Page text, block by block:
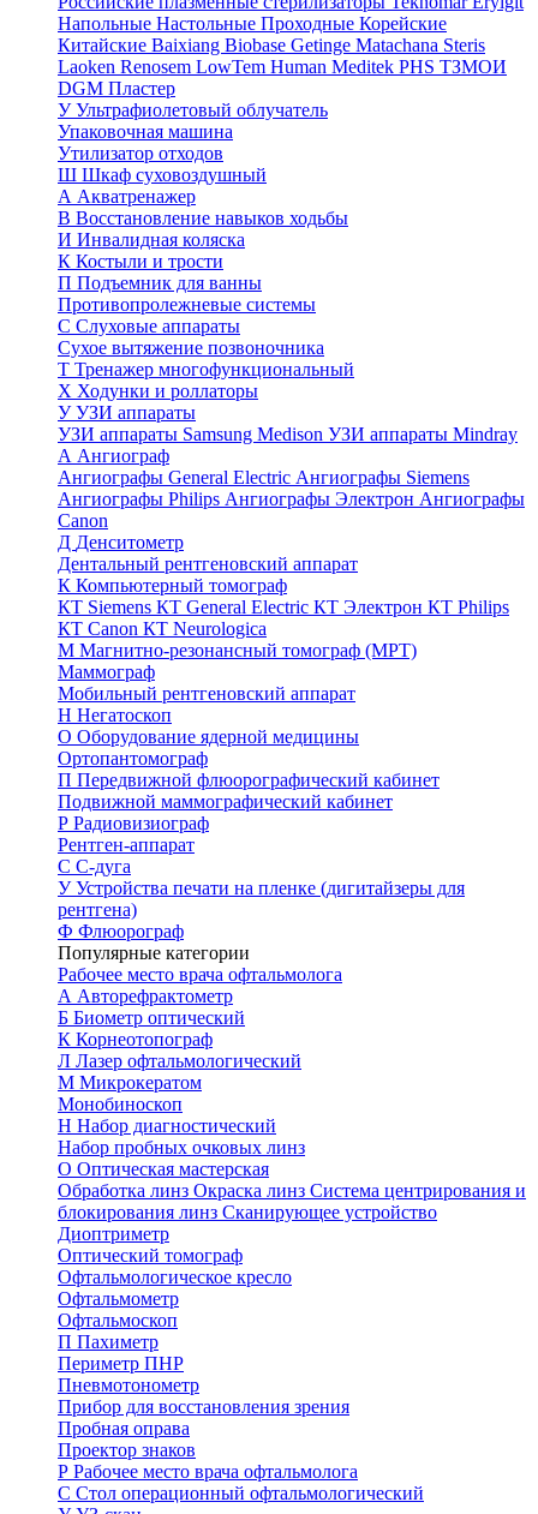
Напольные Настольные Проходные Корейские
Китайские Baixiang Biobase Getinge Matachana Steris
Laoken Renosem LowTem Human Meditek PHS ТЗМОИ
DGM Пластер
УУльтрафиолетовый облучатель
Упаковочная машина
Утилизатор отходов
Ш Шкаф суховоздушный
А Акватренажер
В Восстановление навыков ходьбы
И Инвалидная коляска
К Костыли и трости
П Подъемник для ванны
Противопролежневые системы
С Слуховые аппараты
Сухое вытяжение позвоночника
Т Тренажер многофункциональный
Х Ходунки и роллаторы
УУЗИ аппараты
УЗИ аппараты Samsung Medison УЗИ аппараты Mindray
А Ангиограф
Ангиографы General Electric Ангиографы Siemens
Ангиографы Philips Ангиографы Электрон Ангиографы
Canon
Д Денситометр
Дентальный рентгеновский аппарат
К Компьютерный томограф
КТ Siemens КТ General Electric КТ Электрон КТ Philips
КТ Canon КТ Neurologica
М Магнитно-резонансный томограф (МРТ)
Маммограф
Мобильный рентгеновский аппарат
Н Негатоскоп
О Оборудование ядерной медицины
Ортопантомограф
П Передвижной флюорографический кабинет
Подвижной маммографический кабинет
Р Радиовизиограф
Рентген-аппарат
С С-дуга
УУстройства печати на пленке (дигитайзеры для
рентгена)
Ф Флюорограф
Популярные категории
Рабочее место врача офтальмолога
А Авторефрактометр
Б Биометр оптический
К Корнеотопограф
Л Лазер офтальмологический
М Микрокератом
Монобиноскоп
Н Набор диагностический
Набор пробных очковых линз
О Оптическая мастерская
Обработка линз Окраска линз Система центрирования и
блокирования линз Сканирующее устройство
Диоптриметр
Оптический томограф
Офтальмологическое кресло
Офтальмометр
Офтальмоскоп
П Пахиметр
Периметр ПНР
Пневмотонометр
Прибор для восстановления зрения
Пробная оправа
Проектор знаков
Р Рабочее место врача офтальмолога
С Стол операционный офтальмологический